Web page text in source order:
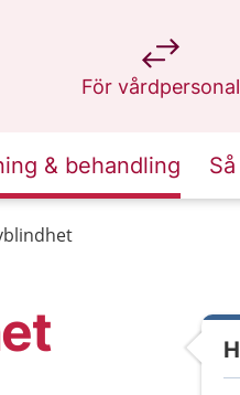
För vårdpersonal
på 1177.se
& behandling